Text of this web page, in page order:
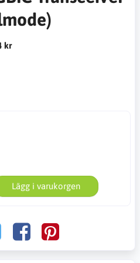
kr
Lägg i varukorgen